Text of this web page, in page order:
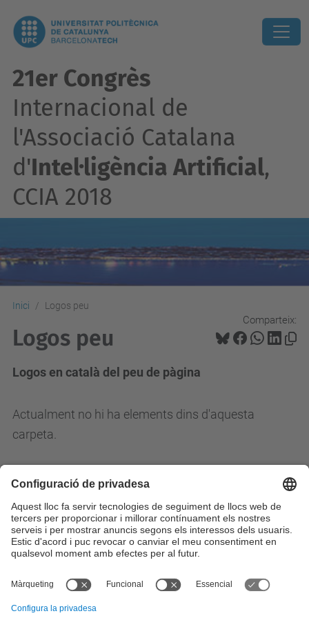
21er Congrès
Internacional de
l'Associació Catalana
d'Intel·ligència Artificial,
CCIA 2018
Inici Logos peu
Comparteix:
Logos peu
Logos en català del peu de pàgina
Actualment no hi ha elements dins d'aquesta
carpeta.
Contacte
Formulari de contacte